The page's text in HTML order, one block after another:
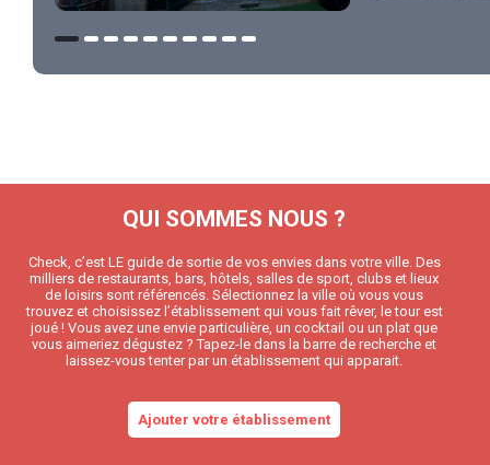
QUI SOMMES NOUS ?
Check, c’est LE guide de sortie de vos envies dans votre ville. Des
milliers de restaurants, bars, hôtels, salles de sport, clubs et lieux
de loisirs sont référencés. Sélectionnez la ville où vous vous
trouvez et choisissez l’établissement qui vous fait rêver, le tour est
joué ! Vous avez une envie particulière, un cocktail ou un plat que
vous aimeriez dégustez ? Tapez-le dans la barre de recherche et
laissez-vous tenter par un établissement qui apparait.
Ajouter votre établissement